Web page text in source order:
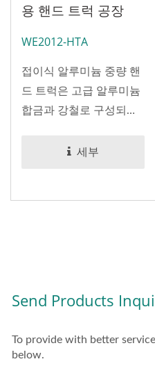
용 핸드 트럭 공장
WE2012-HTA
접이식 알루미늄 중량 핸
드 트럭은 고급 알루미늄
합금과 강철로 구성되
세부